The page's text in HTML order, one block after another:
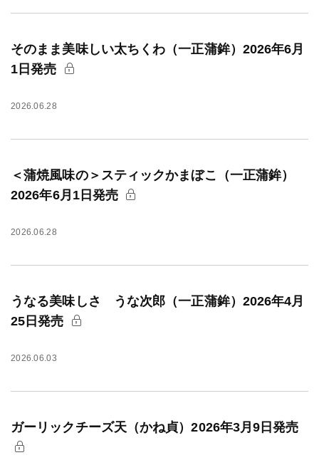
そのまま美味しい太ちくわ（一正蒲鉾）2026年6月
1日発売
2026.06.28
＜蒲焼風味の＞スティックかまぼこ（一正蒲鉾）
2026年6月1日発売
2026.06.28
うなる美味しさ うな次郎（一正蒲鉾）2026年4月
25日発売
2026.06.03
ガーリックチーズ天（かね貞）2026年3月9日発売